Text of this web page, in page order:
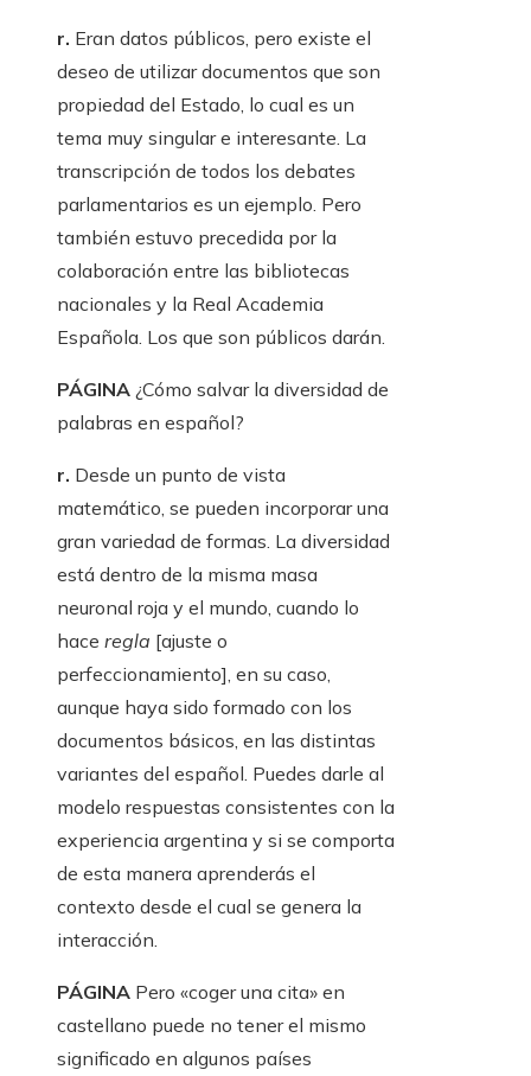
r. Eran datos públicos, pero existe el
deseo de utilizar documentos que son
propiedad del Estado, lo cual es un
tema muy singular e interesante. La
transcripción de todos los debates
parlamentarios es un ejemplo. Pero
también estuvo precedida por la
colaboración entre las bibliotecas
nacionales y la Real Academia
Española. Los que son públicos darán.
PÁGINA ¿Cómo salvar la diversidad de
palabras en español?
r. Desde un punto de vista
matemático, se pueden incorporar una
gran variedad de formas. La diversidad
está dentro de la misma masa
neuronal roja y el mundo, cuando lo
hace regla [ajuste o
perfeccionamiento], en su caso,
aunque haya sido formado con los
documentos básicos, en las distintas
variantes del español. Puedes darle al
modelo respuestas consistentes con la
experiencia argentina y si se comporta
de esta manera aprenderás el
contexto desde el cual se genera la
interacción.
PÁGINA Pero «coger una cita» en
castellano puede no tener el mismo
significado en algunos países